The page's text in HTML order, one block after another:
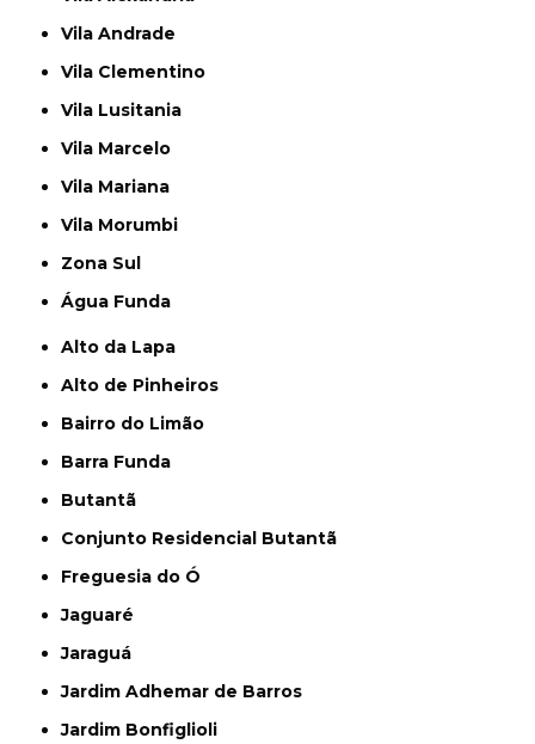
Vila Andrade
Vila Clementino
Vila Lusitania
Vila Marcelo
Vila Mariana
Vila Morumbi
Zona Sul
Água Funda
Alto da Lapa
Alto de Pinheiros
Bairro do Limão
Barra Funda
Butantã
Conjunto Residencial Butantã
Freguesia do Ó
Jaguaré
Jaraguá
Jardim Adhemar de Barros
Jardim Bonfiglioli